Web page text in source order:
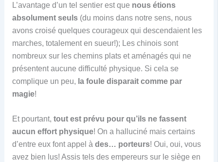
L’avantage d’un tel sentier est que nous étions
absolument seuls(du moins dans notre sens, nous
avons croisé quelques courageux qui descendaient les
marches, totalement en sueur!); Les chinois sont
nombreux sur les chemins plats et aménagés qui ne
présentent aucune difficulté physique. Si cela se
complique un peu, la foule disparait comme par
magie!
Et pourtant, tout est prévu pour qu’ils ne fassent
aucun effort physique! On a halluciné mais certains
d’entre eux font appel à des… porteurs! Oui, oui, vous
avez bien lus! Assis tels des empereurs sur le siège en